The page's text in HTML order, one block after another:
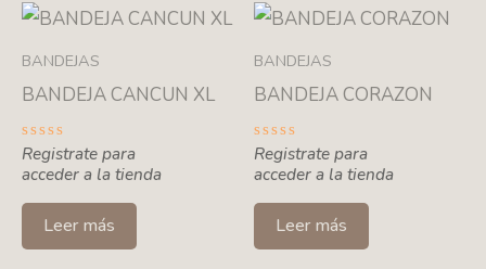
BANDEJAS
BANDEJA CANCUN XL
Valorado
con
0
5
Registrate para
acceder a la tienda
Leer más
BANDEJAS
BANDEJA CORAZON
Valorado
con
0
5
Registrate para
acceder a la tienda
Leer más